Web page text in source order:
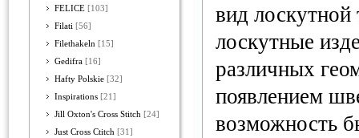
FELICE [103]
Filati [56]
Filethakeln [15]
Gedifra [16]
Hafty Polskie [32]
Inspirations [21]
Jill Oxton's Cross Stitch [24]
Just Cross Ctitch [31]
вид
лоскутные
различных
появлением
возможность